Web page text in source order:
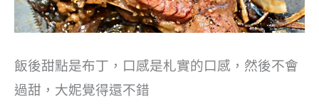
飯後甜點是布丁，口感是札實的口感，然後不會
過甜，大妮覺得還不錯